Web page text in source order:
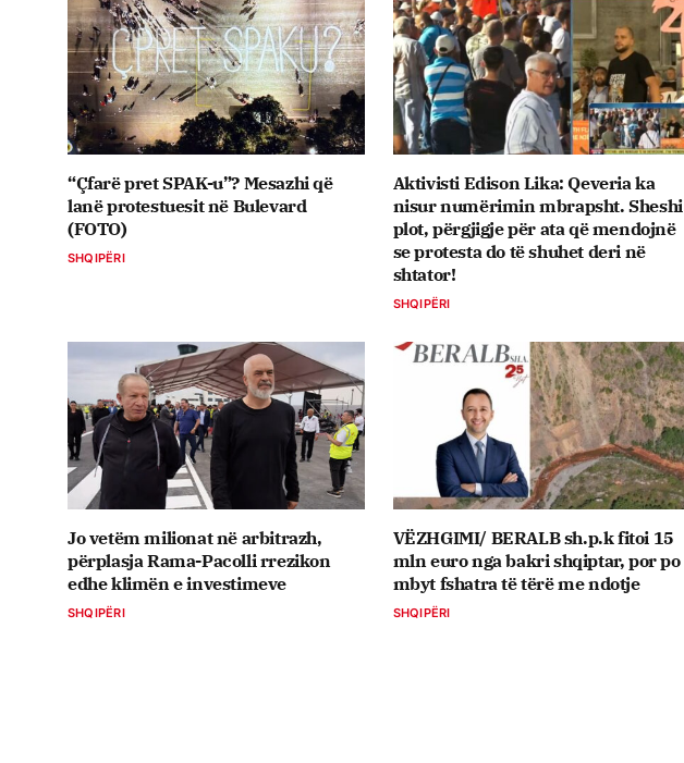
“Çfarë pret SPAK-u”? Mesazhi që
lanë protestuesit në Bulevard
(FOTO)
SHQIPËRI
Aktivisti Edison Lika: Qeveria ka
nisur numërimin mbrapsht. Sheshi
plot, përgjigje për ata që mendojnë
se protesta do të shuhet deri në
shtator!
SHQIPËRI
Jo vetëm milionat në arbitrazh,
përplasja Rama-Pacolli rrezikon
edhe klimën e investimeve
SHQIPËRI
VËZHGIMI/ BERALB sh.p.k fitoi 15
mln euro nga bakri shqiptar, por po
mbyt fshatra të tërë me ndotje
SHQIPËRI